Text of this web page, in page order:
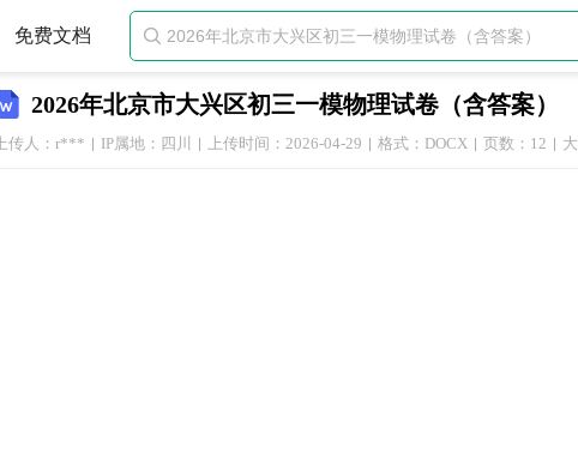
免费文档 
2026年北京市大兴区初三一模物理试卷（含答案）
上传人：r*** IP属地：四川 上传时间：2026-04-29 格式：DOCX 页数：12